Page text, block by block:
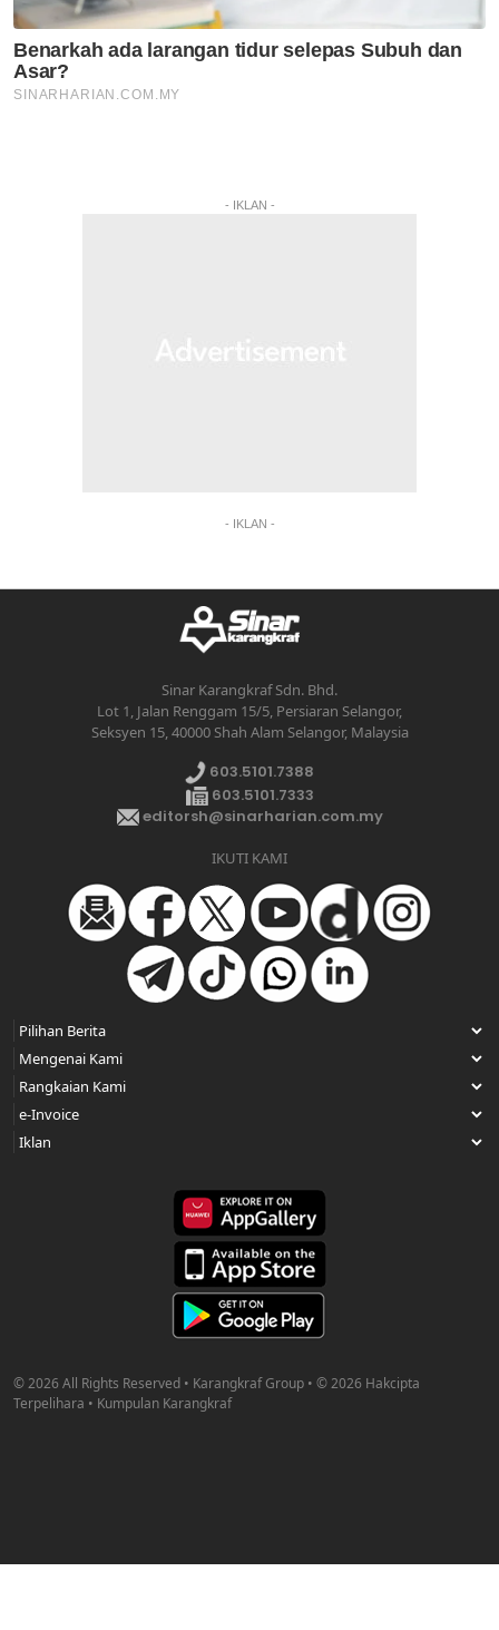
- IKLAN -
- IKLAN -
Sinar Karangkraf Sdn. Bhd.
Lot 1, Jalan Renggam 15/5, Persiaran Selangor,
Seksyen 15, 40000 Shah Alam Selangor, Malaysia
603.5101.7388
603.5101.7333
editorsh@sinarharian.com.my
IKUTI KAMI
© 2026 All Rights Reserved • Karangkraf Group • © 2026 Hakcipta
Terpelihara • Kumpulan Karangkraf